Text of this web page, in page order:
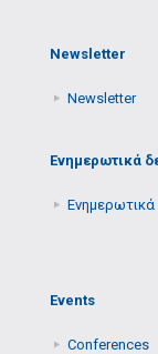
Newsletter
Newsletter
Ενημερωτικά
Ενημερωτικά
Events
Conferences